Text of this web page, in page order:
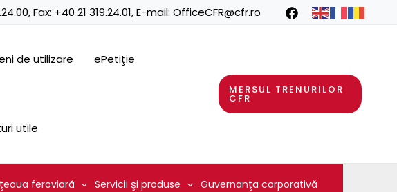
, Fax: +40 21 319.24.01, E-mail: OfficeCFR@cfr.ro
de utilizare ePetiţie
utile
MERSUL TRENURILOR
CFR
feroviară Servicii şi produse Guvernanţa corporativă